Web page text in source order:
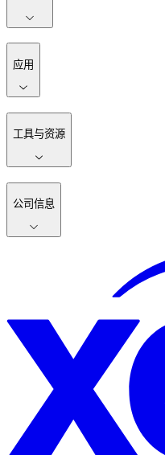
应用
工具与资源
公司信息